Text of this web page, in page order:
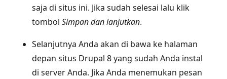
saja di situs ini. Jika sudah selesai lalu klik
tombol Simpan dan lanjutkan.
Selanjutnya Anda akan di bawa ke halaman
depan situs Drupal 8 yang sudah Anda instal
di server Anda. Jika Anda menemukan pesan